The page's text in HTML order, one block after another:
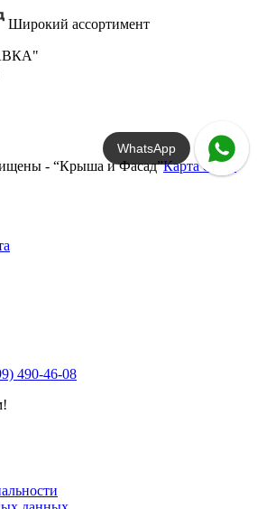
Широкий ассортимент
- “Крыша и Фасад”Карта сайта
490-46-08
WhatsApp